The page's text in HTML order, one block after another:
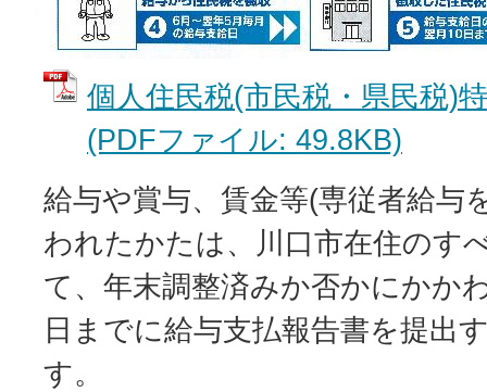
個人住民税(市民税・県民税)
(PDFファイル: 49.8KB)
給与や賞与、賃金等(専従者給与
われたかたは、川口市在住のす
て、年末調整済みか否かにかか
日までに給与支払報告書を提出
す。